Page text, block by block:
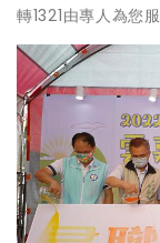
轉1321由專人為您服